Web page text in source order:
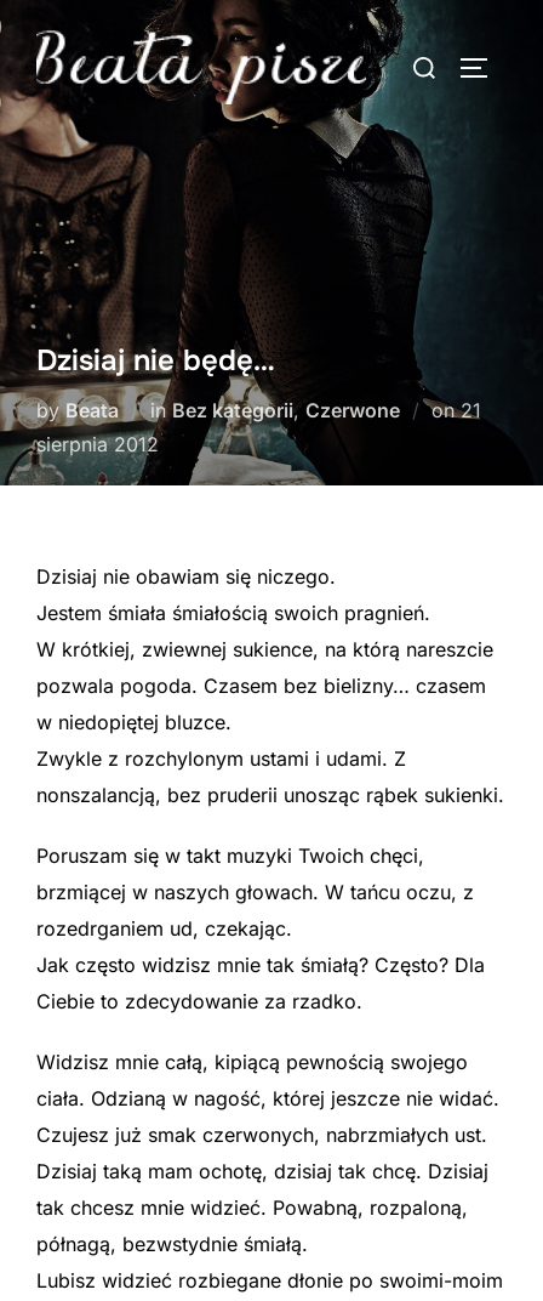
Skip
content
Search
Dzisiaj nie będę…
byBeata inBez kategorii, Czerwone onPosted
21
sierpnia 2012
Dzisiaj nie obawiam się niczego.
Jestem śmiała śmiałością swoich pragnień.
W krótkiej, zwiewnej sukience, na którą nareszcie
pozwala pogoda. Czasem bez bielizny… czasem
w niedopiętej bluzce.
Zwykle z rozchylonym ustami i udami. Z
nonszalancją, bez pruderii unosząc rąbek sukienki.
Poruszam się w takt muzyki Twoich chęci,
brzmiącej w naszych głowach. W tańcu oczu, z
rozedrganiem ud, czekając.
Jak często widzisz mnie tak śmiałą? Często? Dla
Ciebie to zdecydowanie za rzadko.
Widzisz mnie całą, kipiącą pewnością swojego
ciała. Odzianą w nagość, której jeszcze nie widać.
Czujesz już smak czerwonych, nabrzmiałych ust.
Dzisiaj taką mam ochotę, dzisiaj tak chcę. Dzisiaj
tak chcesz mnie widzieć. Powabną, rozpaloną,
półnagą, bezwstydnie śmiałą.
Lubisz widzieć rozbiegane dłonie po swoimi-moim